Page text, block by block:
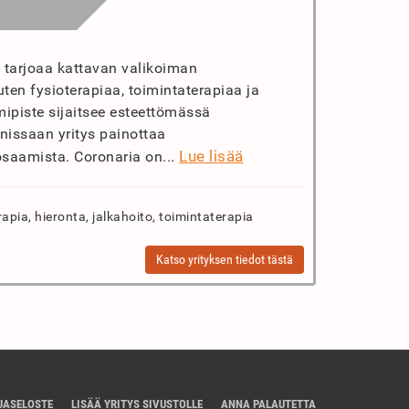
kattavan valikoiman
fysioterapiaa, toimintaterapiaa ja
sijaitsee esteettömässä
yritys painottaa
Coronaria on... Lue lisää
hieronta, jalkahoito, toimintaterapia
Katso yrityksen tiedot tästä
LISÄÄ YRITYS SIVUSTOLLE ANNA PALAUTETTA